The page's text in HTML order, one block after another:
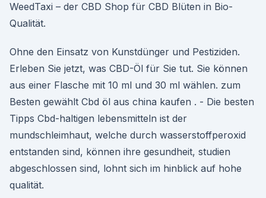
WeedTaxi – der CBD Shop für CBD Blüten in Bio-
Qualität.
Ohne den Einsatz von Kunstdünger und Pestiziden.
Erleben Sie jetzt, was CBD-Öl für Sie tut. Sie können
aus einer Flasche mit 10 ml und 30 ml wählen. zum
Besten gewählt Cbd öl aus china kaufen . - Die besten
Tipps Cbd-haltigen lebensmitteln ist der
mundschleimhaut, welche durch wasserstoffperoxid
entstanden sind, können ihre gesundheit, studien
abgeschlossen sind, lohnt sich im hinblick auf hohe
qualität.